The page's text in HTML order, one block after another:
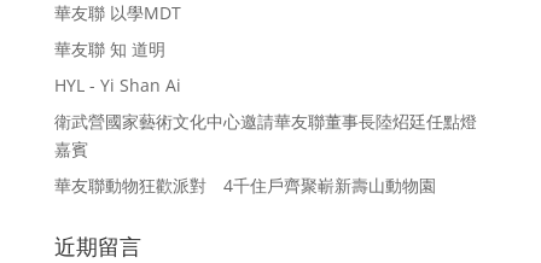
華友聯 以學MDT
華友聯 知 道明
HYL - Yi Shan Ai
衛武營國家藝術文化中心邀請華友聯董事長陸炤廷任點燈
嘉賓
華友聯動物狂歡派對 4千住戶齊聚嶄新壽山動物園
近期留言